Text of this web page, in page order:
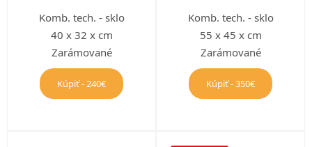
Komb. tech. - sklo
40 x 32 x cm
Zarámované
Kúpiť - 240€
Komb. tech. - sklo
55 x 45 x cm
Zarámované
Kúpiť - 350€